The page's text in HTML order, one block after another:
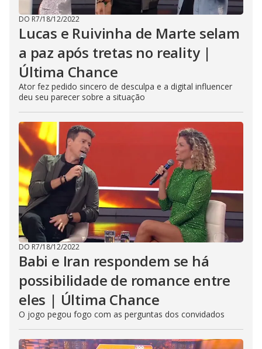
DO R7/18/12/2022
Lucas e Ruivinha de Marte selam
a paz após tretas no reality |
Última Chance
Ator fez pedido sincero de desculpa e a digital influencer
deu seu parecer sobre a situação
DO R7/18/12/2022
Babi e Iran respondem se há
possibilidade de romance entre
eles | Última Chance
O jogo pegou fogo com as perguntas dos convidados